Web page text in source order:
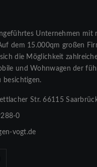
Unternehmen mit
dem 15.000qm großen
die Möglichkeit
und Wohnwagen der
besichtigen.
Str. 66115
0
vogt.de